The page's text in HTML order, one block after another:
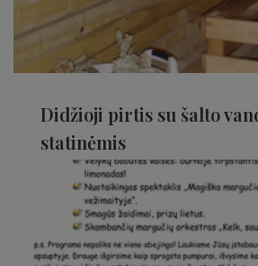
Didžioji pirtis su šalto
statinėmis
Ukmergės rajonas